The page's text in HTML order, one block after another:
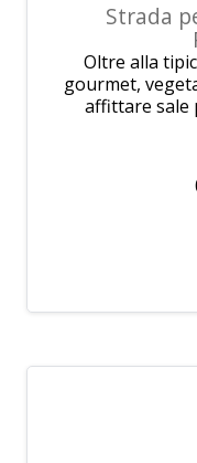
Strada
Oltre alla
gourmet,
affittare sale